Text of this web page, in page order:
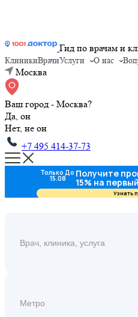
Гид по врачам и
КлиникиВрачиУслуги О нас
Москва
Ваш город - Москва?
Да, он
Нет, не он
+7 495 414-37-73
Только До
15.08 Получите
15% на
Узнать